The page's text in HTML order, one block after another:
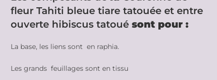
fleur Tahiti bleue tiare tatouée et entre
ouverte hibiscus tatouésont pour :
La base, les liens sont en raphia.
Les grands feuillages sont en tissu